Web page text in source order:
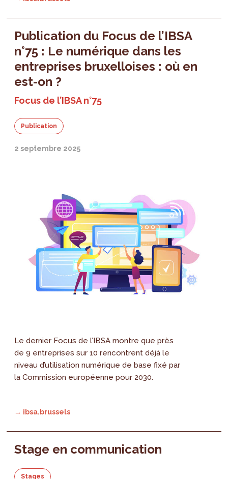
Publication du Focus de l’IBSA
n°75 : Le numérique dans les
entreprises bruxelloises : où en
est-on ?
Focus de l’IBSA n°75
Publication
2 septembre 2025
Le dernier Focus de l’IBSA montre que près
de 9 entreprises sur 10 rencontrent déjà le
niveau d’utilisation numérique de base fixé par
la Commission européenne pour 2030.
→ ibsa.brussels
Stage en communication
Stages